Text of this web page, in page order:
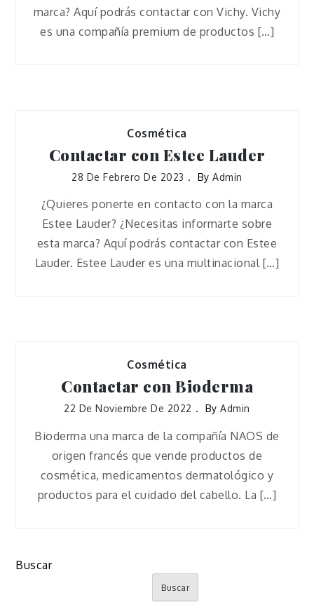
marca? Aquí podrás contactar con Vichy. Vichy
es una compañía premium de productos […]
Cosmética
Contactar con Estee Lauder
28 De Febrero De 2023 ByAdmin
¿Quieres ponerte en contacto con la marca
Estee Lauder? ¿Necesitas informarte sobre
esta marca? Aquí podrás contactar con Estee
Lauder. Estee Lauder es una multinacional […]
Cosmética
Contactar con Bioderma
22 De Noviembre De 2022 ByAdmin
Bioderma una marca de la compañía NAOS de
origen francés que vende productos de
cosmética, medicamentos dermatológico y
productos para el cuidado del cabello. La […]
Buscar
Buscar